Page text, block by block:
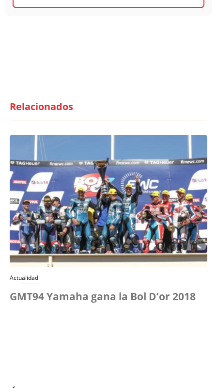
Relacionados
Actualidad
GMT94 Yamaha gana la Bol D’or 2018